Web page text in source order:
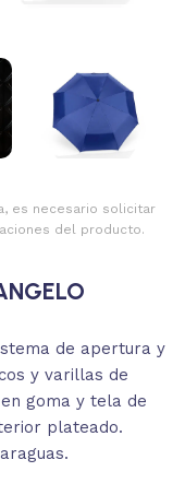
es necesario solicitar
del producto.
de apertura y
y varillas de
goma y tela de
plateado.